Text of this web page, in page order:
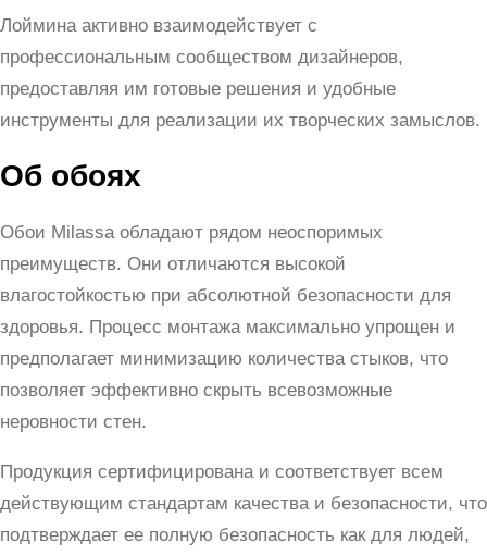
Лоймина активно взаимодействует с
профессиональным сообществом дизайнеров,
предоставляя им готовые решения и удобные
инструменты для реализации их творческих замыслов.
Об обоях
Обои Milassa обладают рядом неоспоримых
преимуществ. Они отличаются высокой
влагостойкостью при абсолютной безопасности для
здоровья. Процесс монтажа максимально упрощен и
предполагает минимизацию количества стыков, что
позволяет эффективно скрыть всевозможные
неровности стен.
Продукция сертифицирована и соответствует всем
действующим стандартам качества и безопасности, что
подтверждает ее полную безопасность как для людей,